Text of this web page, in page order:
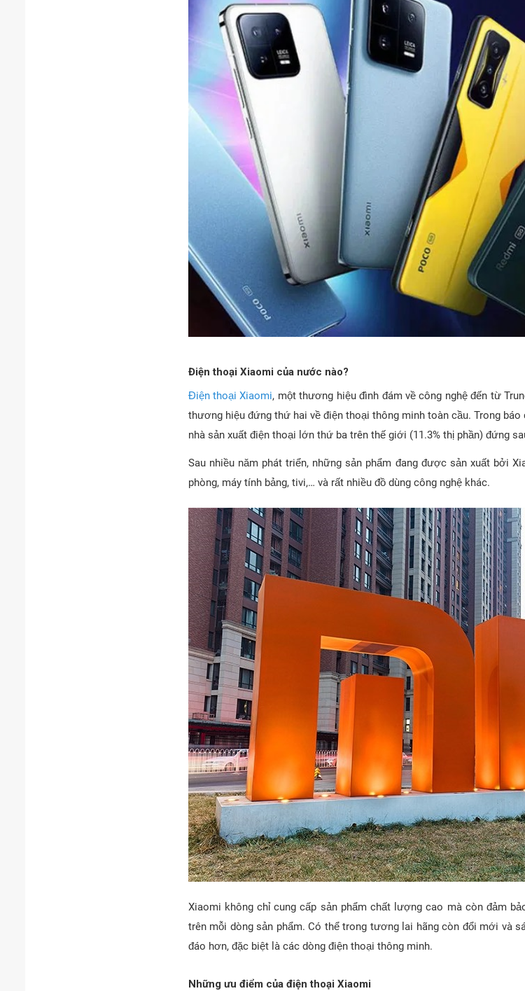
Điện thoại Xiaomi của nước nào?
Điện thoại Xiaomi, một thương hiệu đình đám về công nghệ đến từ
thương hiệu đứng thứ hai về điện thoại thông minh toàn cầu. Trong
nhà sản xuất điện thoại lớn thứ ba trên thế giới (11.3% thị phần) đứng
Sau nhiều năm phát triển, những sản phẩm đang được sản xuất bởi
phòng, máy tính bảng, tivi,… và rất nhiều đồ dùng công nghệ khác.
Xiaomi không chỉ cung cấp sản phẩm chất lượng cao mà còn đảm
trên mỗi dòng sản phẩm. Có thể trong tương lai hãng còn đổi mới và
đáo hơn, đặc biệt là các dòng điện thoại thông minh.
Những ưu điểm của điện thoại Xiaomi